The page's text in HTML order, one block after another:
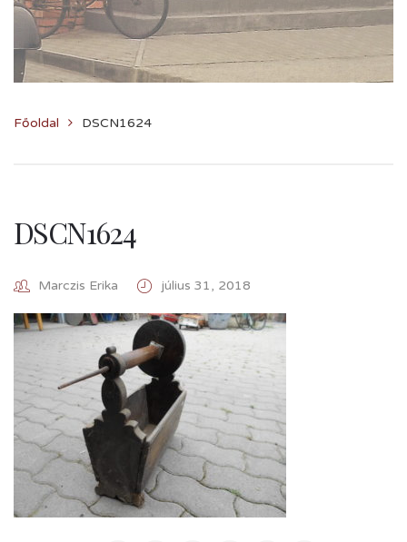
Főoldal DSCN1624
DSCN1624
Marczis Erika július 31, 2018